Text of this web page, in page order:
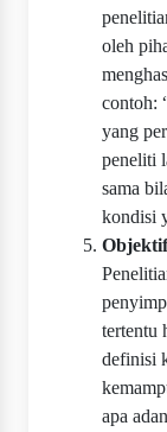
oleh
contoh:
yang
peneliti
sama
kondisi
tertentu
definisi
apa